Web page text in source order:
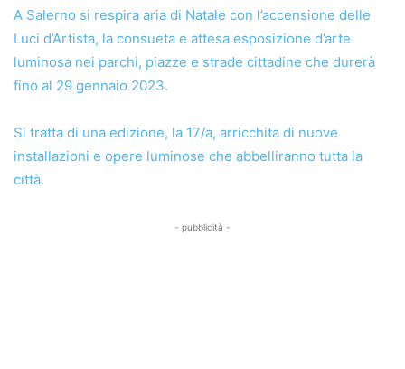
A Salerno si respira aria di Natale con l’accensione delle
Luci d’Artista, la consueta e attesa esposizione d’arte
luminosa nei parchi, piazze e strade cittadine che durerà
fino al 29 gennaio 2023.
Si tratta di una edizione, la 17/a, arricchita di nuove
installazioni e opere luminose che abbelliranno tutta la
città.
- pubblicità -